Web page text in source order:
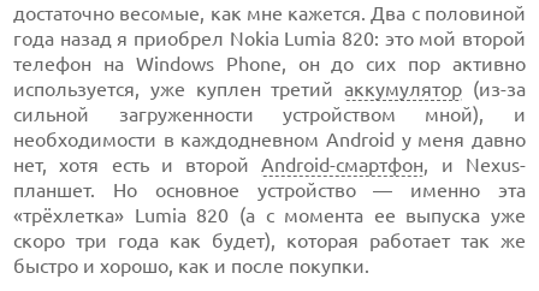
достаточно весомые, как мне кажется. Два с половиной
года назад я приобрел Nokia Lumia 820: это мой второй
телефон на Windows Phone, он до сих пор активно
используется, уже куплен третийаккумулятор (из-за
сильной загруженности устройством мной), и
необходимости в каждодневном Android у меня давно
нет, хотя есть и второйAndroid-смартфон, и Nexus-
планшет. Но основное устройство — именно эта
«трёхлетка» Lumia 820 (а с момента ее выпуска уже
скоро три года как будет), которая работает так же
быстро и хорошо, как и после покупки.